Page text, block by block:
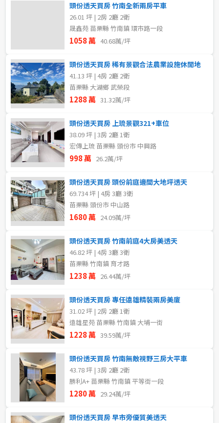
頭份透天買房 竹南全新兩房平車
26.01 坪 | 2房 2廳 2衛
晟鑫苑 苗栗縣 竹南鎮 環市路一段
1058 萬 40.68萬/坪
頭份透天買房 稀有景觀合法農業設施休閒地
41.13 坪 | 4房 2廳 2衛
苗栗縣 大湖鄉 武榮段
1288 萬 31.32萬/坪
頭份透天買房 上琉景觀321+車位
38.09 坪 | 3房 2廳 1衛
宏傳上琉 苗栗縣 頭份市 中興路
998 萬 26.2萬/坪
頭份透天買房 頭份前庭邊間大地坪透天
69.734 坪 | 4房 3廳 3衛
苗栗縣 頭份市 中山路
1680 萬 24.09萬/坪
頭份透天買房 竹南前庭4大房美透天
46.82 坪 | 4房 3廳 3衛
苗栗縣 竹南鎮 育才路
1238 萬 26.44萬/坪
頭份透天買房 專任遠雄精裝兩房美廈
31.02 坪 | 2房 2廳 1衛
遠雄星苑 苗栗縣 竹南鎮 大埔一街
1228 萬 39.59萬/坪
頭份透天買房 竹南無敵視野三房大平車
43.78 坪 | 3房 2廳 2衛
勝利A+ 苗栗縣 竹南鎮 平等街一段
1280 萬 29.24萬/坪
頭份透天買房 早市旁優質美透天